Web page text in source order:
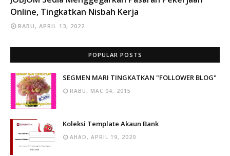
Online, Tingkatkan Nisbah Kerja
RABU, APRIL 13, 2022
POPULAR POSTS
SEGMEN MARI TINGKATKAN "FOLLOWER BLOG"
RABU, MAC 04, 2015
Koleksi Template Akaun Bank
AHAD, APRIL 19, 2020